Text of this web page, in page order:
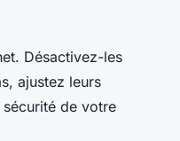
Désactivez-les
ajustez leurs
de votre